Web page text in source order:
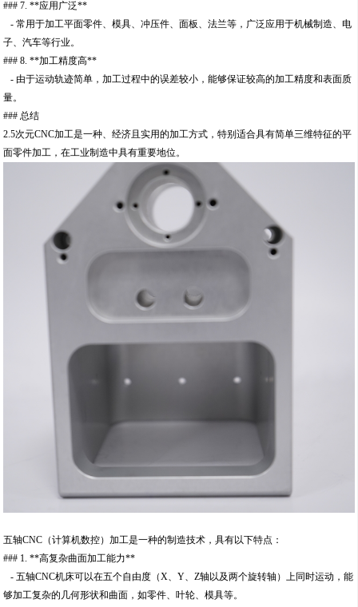
### 7. **应用广泛**
- 常用于加工平面零件、模具、冲压件、面板、法兰等，广泛应用于机械制造、电
子、汽车等行业。
### 8. **加工精度高**
- 由于运动轨迹简单，加工过程中的误差较小，能够保证较高的加工精度和表面质
量。
### 总结
2.5次元CNC加工是一种、经济且实用的加工方式，特别适合具有简单三维特征的平
面零件加工，在工业制造中具有重要地位。
五轴CNC（计算机数控）加工是一种的制造技术，具有以下特点：
### 1. **高复杂曲面加工能力**
- 五轴CNC机床可以在五个自由度（X、Y、Z轴以及两个旋转轴）上同时运动，能
够加工复杂的几何形状和曲面，如零件、叶轮、模具等。